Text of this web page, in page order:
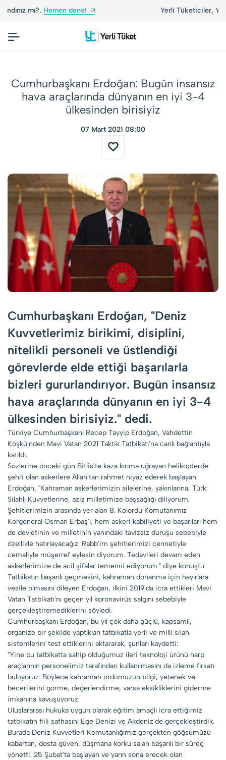
Yerli Tüketiciler, Yerli Markalarla Buluşuyor!
Cumhurbaşkanı Erdoğan: Bugün insansız
hava araçlarında dünyanın en iyi 3-4
ülkesinden birisiyiz
07 Mart 2021 08:00
Cumhurbaşkanı Erdoğan, "Deniz
Kuvvetlerimiz birikimi, disiplini,
nitelikli personeli ve üstlendiği
görevlerde elde ettiği başarılarla
bizleri gururlandırıyor. Bugün insansız
hava araçlarında dünyanın en iyi 3-4
ülkesinden birisiyiz." dedi.
Türkiye Cumhurbaşkanı Recep Tayyip Erdoğan, Vahdettin
Köşkü'nden Mavi Vatan 2021 Taktik Tatbikatı'na canlı bağlantıyla
katıldı.
Sözlerine önceki gün Bitlis'te kaza kırıma uğrayan helikopterde
şehit olan askerlere Allah'tan rahmet niyaz ederek başlayan
Erdoğan, "Kahraman askerlerimizin ailelerine, yakınlarına, Türk
Silahlı Kuvvetlerine, aziz milletimize başsağlığı diliyorum.
Şehitlerimizin arasında yer alan 8. Kolordu Komutanımız
Korgeneral Osman Erbaş'ı, hem askeri kabiliyeti ve başarıları hem
de devletinin ve milletinin yanındaki tavizsiz duruşu sebebiyle
özellikle hatırlayacağız. Rabb'im şehitlerimizi cennetiyle
cemaliyle müşerref eylesin diyorum. Tedavileri devam eden
askerlerimize de acil şifalar temenni ediyorum." diye konuştu.
Tatbikatın başarılı geçmesini, kahraman donanma için hayırlara
vesile olmasını dileyen Erdoğan, ilkini 2019'da icra ettikleri Mavi
Vatan Tatbikatı'nı geçen yıl koronavirüs salgını sebebiyle
gerçekleştiremediklerini söyledi.
Cumhurbaşkanı Erdoğan, bu yıl çok daha güçlü, kapsamlı,
organize bir şekilde yaptıkları tatbikatla yerli ve milli silah
sistemlerini test ettiklerini aktararak, şunları kaydetti:
"Yine bu tatbikatta sahip olduğumuz ileri teknoloji ürünü harp
araçlarının personelimiz tarafından kullanılmasını da izleme fırsatı
buluyoruz. Böylece kahraman ordumuzun bilgi, yetenek ve
becerilerini görme, değerlendirme, varsa eksikliklerini giderme
imkanına kavuşuyoruz.
Uluslararası hukuka uygun olarak eğitim amaçlı icra ettiğimiz
tatbikatın fiili safhasını Ege Denizi ve Akdeniz'de gerçekleştirdik.
Burada Deniz Kuvvetleri Komutanlığımız gerçekten göğsümüzü
kabartan, dosta güven, düşmana korku salan başarılı bir süreç
yönetti. 25 Şubat'ta başlayan ve yarın sona erecek olan